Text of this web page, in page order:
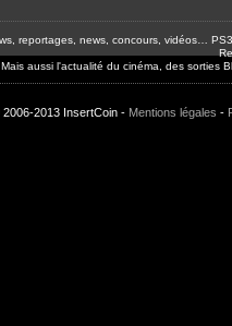
reportages, news, concours, vidéos…
Mais aussi l'actualité du cinéma, des sorties
2013 InsertCoin - Mentions légales -